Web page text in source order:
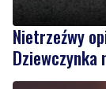
Nietrzeźwy
Dziewczynka